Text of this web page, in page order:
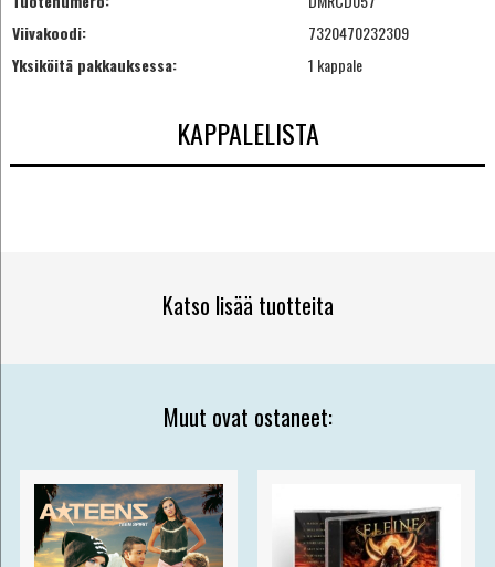
Viivakoodi:
7320470232309
Yksiköitä pakkauksessa:
1 kappale
KAPPALELISTA
Katso lisää tuotteita
Muut ovat ostaneet: